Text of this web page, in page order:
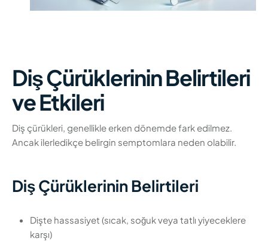
Diş Çürüklerinin Belirtileri
ve Etkileri
Diş çürükleri, genellikle erken dönemde fark edilmez.
Ancak ilerledikçe belirgin semptomlara neden olabilir.
Diş Çürüklerinin Belirtileri
Dişte hassasiyet (sıcak, soğuk veya tatlı yiyeceklere
karşı)